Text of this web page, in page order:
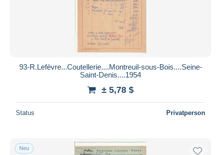
93-R.Lefèvre...Coutellerie....Montreuil-sous-Bois....Seine-
Saint-Denis....1954
± 5,78 $
Status Privatperson
Neu